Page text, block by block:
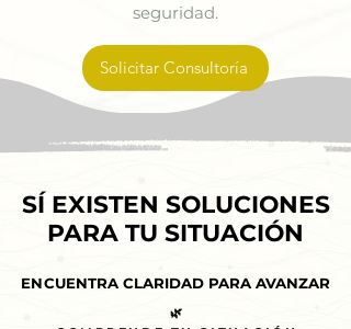
seguridad.
Solicitar Consultoría
SÍ EXISTEN SOLUCIONES
PARA TU SITUACIÓN
SÍ EXISTEN SOLUCIONES
PARA TU SITUACIÓN
ENCUENTRA CLARIDAD PARA AVANZAR
ENCUENTRA CLARIDAD PARA AVANZAR
🌿
🌿